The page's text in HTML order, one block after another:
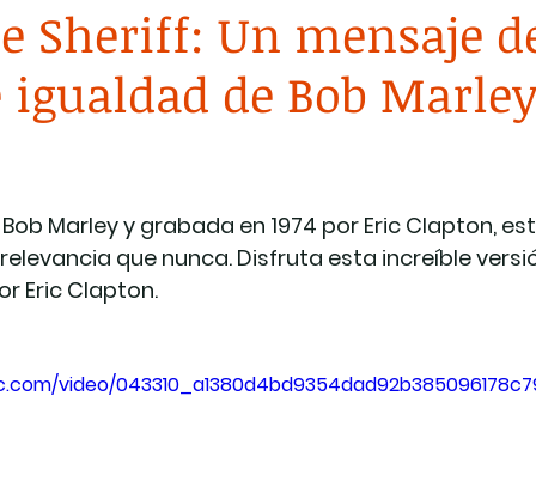
Sheriff: Un mensaje
de Bob
Bob Marley y grabada en 1974 por Eric Clapton,
que nunca. Disfruta esta increíble
Eric Clapton.
video/